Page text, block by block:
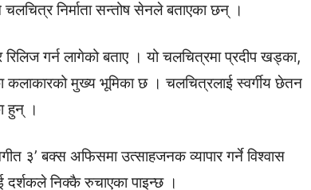
निर्माता सन्तोष सेनले बताएका छन् ।
गर्न लागेको बताए । यो चलचित्रमा प्रदीप खड्का,
कलाकारको मुख्य भूमिका छ । चलचित्रलाई स्वर्गीय छेतन
हुन् ।
३’ बक्स अफिसमा उत्साहजनक व्यापार गर्ने विश्वास
दर्शकले निक्कै रुचाएका पाइन्छ ।